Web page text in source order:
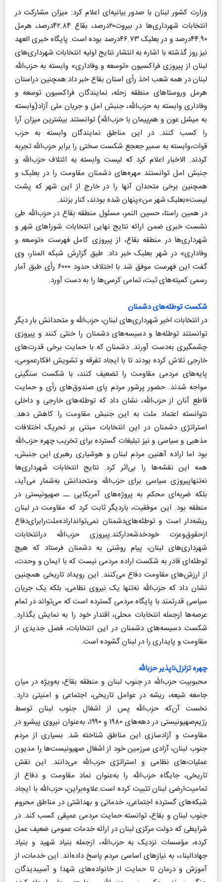
وزارت کشور لبنان با صدور بیانیه‌ای اعلام کرد: میزان مشارکت در
انتخابات شهرداری‌ها در بیروت۲۰درصد، بقاع ۴۲.۸۴درصد، هرمل
۴۴.۹۰درصد و در بعلبک ۴۶.۷۳درصد بوده است. پایگاه خبری العهد
نیز روز گذشته با اشاره به انتشار نتایج اولیه انتخابات شهرداری‌های
لبنان از پیروزی فراکسیون «توسعه و وفاداری» وابسته به حزب‌الله
لبنان در همه شعب اخذ رأی استان بقاع خبر داد.همچنین دراستان
هرمل وروستاهای منطقه زحله، نمایندگان فراکسیون توسعه و
وفاداری وابسته به حزب‌الله، جنبش امل و جریان ملی آزاد(وابسته
به میشل عون و هم‌پیمان با حزب‌الله) توانستند بیشترین میزان آرا
را کسب کنند. در این مناطق نمایندگان وابسته به حزب
قوات،وابسته به سمیر جعجع شکست سختی را برابر حزب‌الله تجربه
کردند. الاخبار اعلام کرد که لیست وابسته به ائتلاف حزب‌الله و
جنبش امل توانستند مهره‌های دشمنان مقاومت را در بعلبک و
همچنین برخی متحدان آنها را در خارج از این شهر که پشت
لیست«بعلبک شهر من»پنهان شده بودند، کنار بزنند.
در همین راستا، حسین النمر، مسئول منطقه بقاع در حزب‌الله طی
نشست خبری ضمن ارائه نتایج نهایی انتخابات شوراهای شهر و
شهرداری‌ها در منطقه بقاع، از پیروزی کامل فهرست «توسعه و
وفاداری» در شهر بعلبک خبر داد. طبق گزارش شبکه المنار، وی
گفت این فهرست موفق شد با اختلاف حدود ۶۰۰۰ رأی طبق آمار
رسمی کمیته‌های ثبت، تمامی کرسی‌ها را به دست آورد.
شکست توطئه‌های دشمنان
در انتخابات اخیر شهرداری‌های لبنان، حزب‌الله و متحدانش بار دیگر
توانستند توطئه‌ها و دسیسه‌های دشمنان را خنثی کنند و پیروزی
چشمگیری به‌دست آورند. دشمنان که با حمایت برخی قدرت‌های
خارجی تلاش کرده بودند تا با ایجاد تفرقه و تشویش افکارعمومی،
پایه‌های مردمی مقاومت را تضعیف کنند، با شکست سنگینی
مواجه شدند. حضور پرشور مردم پای صندوق‌های رأی و حمایت
قاطع آنان از حزب‌الله، نشان داد که توطئه‌های خارجی و داخلی
نتوانسته اعتماد ملت به این جنبش مقاومت را کاهش دهد.
استراتژی دشمنان در این انتخابات مبتنی بر تحریک اختلافات
مذهبی و سیاسی و نیز تبلیغات گسترده برای تخریب چهره حزب‌الله
بود اما اراده آهنین مردم لبنان و هوشیاری رهبری این جنبش،
همه این نقشه‌ها را بی‌اثر کرد. نتایج انتخابات شهرداری‌ها
نه‌تنهاپیروزی سیاسی برای حزب‌الله ومتحدانش به‌شمار می‌آید،
بلکه ضربه‌ای محکم به پروژه‌های آمریکایی ــ صهیونیستی در
منطقه بود. این موفقیت، باردیگر ثابت کرد که مقاومت در لبنان
ریشه‌دار است و توطئه‌های‌دشمنان نمی‌توانداراده‌ملت‌رابرای‌دفاع
ازحقوق‌وعزت خودخدشه‌دارکند.پیروزی حزب‌الله درانتخابات
شهرداری‌های لبنان، پیام روشنی به دشمنان فرستاد که هیچ
توطئه‌ای قادر به شکست اراده مردمی نیست که با ایمان و وحدت،
از ارزش‌های مقاومت دفاع می‌کنند. این رویداد تاریخی همچنین
نشان داد که حزب‌الله نه‌تنها یک نیروی نظامی، بلکه یک جریان
سیاسی قدرتمند با پایگاه مردمی گسترده است که می‌تواند در تمام
عرصه‌ها از‌جمله انتخابات محلی، اقتدار خود را به نمایش بگذارد.
شکست دسیسه‌های دشمنان در این انتخابات، فصل جدیدی از
مقاومت و پایداری را در لبنان گشوده است.
چهره تزلزل‌ناپذیر حزب‎الله
محبوبیت حزب‌الله در جنوب لبنان و منطقه بقاع، به‌ویژه در میان
جامعه شیعه، ریشه در عوامل تاریخی، اجتماعی و امنیتی دارد.
نخست آن‌که حزب‌الله پس از اشغال جنوب لبنان توسط
رژیم‌صهیونیستی در دهه‌های ۱۹۸۰ و ۱۹۹۰، به‌عنوان نیروی پیشرو در
مقاومت و آزادسازی این مناطق شناخته شد. بسیاری از مردم
جنوب لبنان، آزادی سرزمین خود از اشغال صهیونیست‌ها را مدیون
عملیات‌های نظامی و استراتژی حزب‌الله می‌دانند. این نقش
تاریخی، جایگاه حزب‌الله را به‌عنوان نماد مقاومت و دفاع از
تمامیت‌ارضی لبنان تثبیت کرده است.علاوه‌براین، حزب‌الله با ایجاد
شبکه‌های گسترده اجتماعی، خدماتی و بهداشتی در مناطق محروم
جنوب لبنان و بقاع، توانسته حمایت مردمی عمیقی کسب کند. در
شرایطی که دولت مرکزی لبنان در ارائه خدمات عمومی ضعیف عمل
کرده، مؤسسات نزدیک به حزب‌الله، ازجمله بنیاد شهید و بنیاد
جهاد‌البناء، به نیازهای اساسی مردم پاسخ داده‌اند. این خدمات، از
آموزش و درمان تا حمایت از خانواده‌های شهدا و آسیب‎دیدگان